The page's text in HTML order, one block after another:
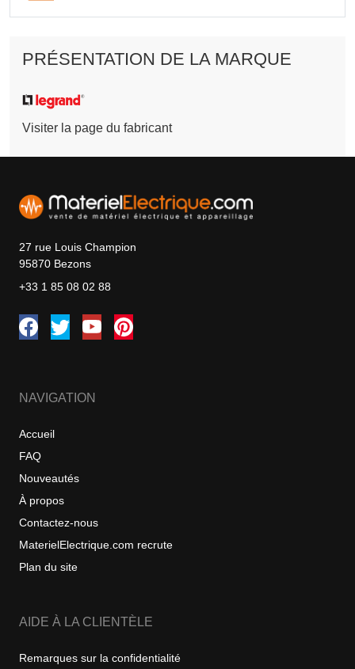
PRÉSENTATION DE LA MARQUE
Visiter la page du fabricant
27 rue Louis Champion
95870 Bezons
+33 1 85 08 02 88
NAVIGATION
Accueil
FAQ
Nouveautés
À propos
Contactez-nous
MaterielElectrique.com recrute
Plan du site
AIDE À LA CLIENTÈLE
Remarques sur la confidentialité